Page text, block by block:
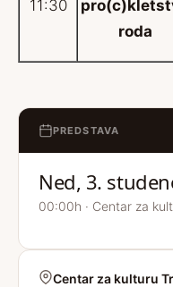
11:30
roda
PREDSTAVA
Ned, 3.
00:00h · Centar za
Centar za kulturu